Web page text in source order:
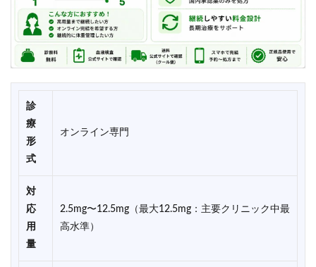
診
療
形
式
オンライン専門
対
応
用
量
2.5mg〜12.5mg（最大12.5mg：主要クリニック中最
高水準）